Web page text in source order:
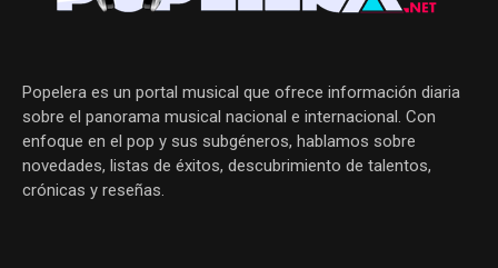
Popelera es un portal musical que ofrece información diaria
sobre el panorama musical nacional e internacional. Con
enfoque en el pop y sus subgéneros, hablamos sobre
novedades, listas de éxitos, descubrimiento de talentos,
crónicas y reseñas.